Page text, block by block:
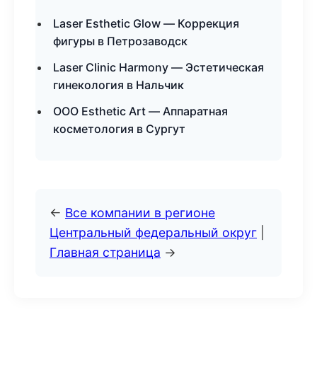
Laser Esthetic Glow — Коррекция
фигуры в Петрозаводск
Laser Clinic Harmony — Эстетическая
гинекология в Нальчик
ООО Esthetic Art — Аппаратная
косметология в Сургут
← Все компании в регионе
Центральный федеральный округ
Главная страница →